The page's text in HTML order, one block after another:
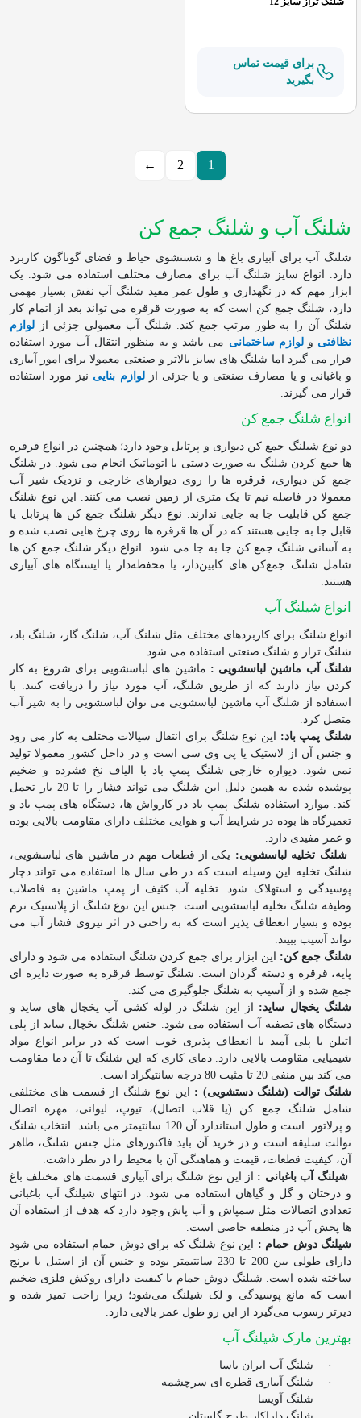
برای قیمت تماس
بگیرید
1
2
←
شلنگ آب و شلنگ جمع کن
شلنگ آب برای آبیاری باغ ها و شستشوی حیاط و فضای گوناگون کاربرد
دارد. انواع سایز شلنگ آب برای مصارف مختلف استفاده می شود. یک
ابزار مهم که در نگهداری و طول عمر مفید شلنگ آب نقش بسیار مهمی
دارد، شلنگ جمع کن است که به صورت قرقره می تواند بعد از اتمام کار
شلنگ آن را به طور مرتب جمع کند. شلنگ آب معمولی جزئی از لوازم
نظافتی ولوازم ساختمانی می باشد و به منظور انتقال آب مورد استفاده
قرار می گیرد اما شلنگ های سایز بالاتر و صنعتی معمولا برای امور آبیاری
و باغبانی و یا مصارف صنعتی و یا جزئی ازلوازم بنایی نیز مورد استفاده
قرار می گیرند.
انواع شلنگ جمع کن
دو نوع شیلنگ جمع کن دیواری و پرتابل وجود دارد؛ همچنین در انواع قرقره
ها جمع کردن شلنگ به صورت دستی یا اتوماتیک انجام می شود. در شلنگ
جمع کن دیواری، قرقره ها را روی دیوارهای خارجی و نزدیک شیر آب
معمولا در فاصله نیم تا یک متری از زمین نصب می کنند. این نوع شلنگ
جمع کن قابلیت جا به جایی ندارند. نوع دیگر شلنگ جمع کن ها پرتابل یا
قابل جا به جایی هستند که در آن ها قرقره ها روی چرخ هایی نصب شده و
به آسانی شلنگ جمع کن جا به جا می شود. انواع دیگر شلنگ جمع کن ها
شامل شلنگ‌ جمع‌کن‌ های کابین‌دار، یا محفظه‌دار یا ایستگاه ‌های آبیاری
هستند.
انواع شیلنگ آب
انواع شلنگ برای کاربردهای مختلف مثل شلنگ آب، شلنگ گاز، شلنگ باد،
شلنگ تراز و شلنگ صنعتی استفاده می شود.
شلنگ آب ماشین لباسشویی : ماشین های لباسشویی برای شروع به کار
کردن نیاز دارند که از طریق شلنگ، آب مورد نیاز را دریافت کنند. با
استفاده از شلنگ آب ماشین لباسشویی می توان لباسشویی را به شیر آب
متصل کرد.
شلنگ پمپ باد:
این نوع شلنگ برای انتقال سیالات مختلف به کار می رود
و جنس آن از لاستیک یا پی وی سی است و در داخل کشور معمولا تولید
نمی شود. دیواره خارجی شلنگ پمپ باد با الیاف نخ فشرده و ضخیم
پوشیده شده به همین دلیل این شلنگ می تواند فشار را تا 20 بار تحمل
کند. موارد استفاده شلنگ پمپ باد در کارواش ها، دستگاه های پمپ باد و
تعمیرگاه ها بوده در شرایط آب و هوایی مختلف دارای مقاومت بالایی بوده
و عمر مفیدی دارد.
شلنگ تخلیه لباسشویی: یکی از قطعات مهم در ماشین های لباسشویی،
شلنگ تخلیه این وسیله است که در طی سال ها استفاده می تواند دچار
پوسیدگی و استهلاک شود. تخلیه آب کثیف از پمپ ماشین به فاضلاب
وظیفه شلنگ تخلیه لباسشویی است. جنس این نوع شلنگ از پلاستیک نرم
بوده و بسیار انعطاف پذیر است که به راحتی در اثر نیروی فشار آب می
تواند آسیب ببیند.
شلنگ جمع کن:
این ابزار برای جمع کردن شلنگ استفاده می شود و دارای
پایه، قرقره و دسته گردان است. شلنگ توسط قرقره به صورت دایره ای
جمع شده و از آسیب به شلنگ جلوگیری می کند.
شلنگ یخچال ساید:
از این شلنگ در لوله کشی آب یخچال های ساید و
دستگاه های تصفیه آب استفاده می شود. جنس شلنگ یخچال ساید از پلی
اتیلن یا پلی آمید با انعطاف پذیری خوب است که در برابر انواع مواد
شیمیایی مقاومت بالایی دارد. دمای کاری که این شلنگ تا آن دما مقاومت
می کند بین منفی 20 تا مثبت 80 درجه سانتیگراد است.
شلنگ توالت (شلنگ دستشویی) :
این نوع شلنگ از قسمت های مختلفی
شامل شلنگ جمع کن (یا قلاب اتصال)، تیوپ، لیوانی، مهره اتصال
و پرلاتور
است و طول استاندارد آن 120 سانتیمتر می باشد. انتخاب شلنگ
توالت سلیقه است و در خرید آن باید فاکتورهای مثل جنس شلنگ، ظاهر
آن، کیفیت قطعات، قیمت و هماهنگی آن با محیط را در نظر داشت.
شیلنگ آب باغبانی :
از این نوع شلنگ برای آبیاری قسمت های مختلف باغ
و درختان و گل و گیاهان استفاده می شود. در انتهای شیلنگ آب باغبانی
تعدادی اتصالات مثل سمپاش و آب پاش وجود دارد که هدف از استفاده آن
ها پخش آب در منطقه خاصی است.
شیلنگ دوش حمام :
این نوع شلنگ که برای دوش حمام استفاده می شود
دارای طولی بین 200 تا 230 سانتیمتر بوده و جنس آن از استیل یا برنج
ساخته شده است. شیلنگ دوش حمام با کیفیت دارای روکش فلزی ضخیم
است که مانع پوسیدگی و لک شیلنگ می‌شود؛ زیرا راحت تمیز شده و
دیرتر رسوب می‌گیرد از این رو طول عمر بالایی دارد.
بهترین مارک شیلنگ آب
·
شلنگ آب ایران یاسا
·
شلنگ آبیاری قطره ای سرچشمه
·
شلنگ آویسا